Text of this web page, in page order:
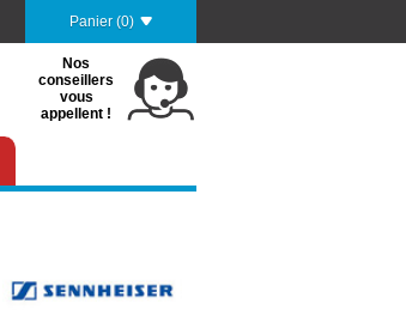
Panier (0)
Nos
conseillers
vous
appellent !